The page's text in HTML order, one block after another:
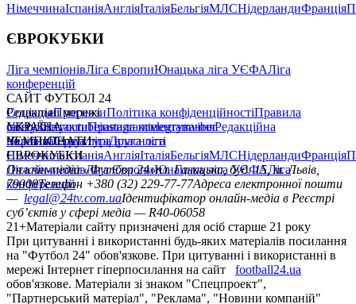
НімеччинаІспаніяАнгліяІталіяБельгіяМЛСНідерландиФранція
ЄВРОКУБКИ
Ліга чемпіонівЛіга ЄвропиЮнацька ліга УЄФАЛіга
конференцій
САЙТ ФУТБОЛ 24
РедакціяПрогнозиПолітика конфіденційностіПравила
сайтуКонтактиПравила коментуванняРедакційна
політикаСтруктура власності
Соціальні мережі
facebookxyoutubeinstagramtelegramviber
УКРАЇНА
УкраїнаПерша лігаДруга ліга
ЧЕМПІОНАТИ
НімеччинаІспаніяАнгліяІталіяБельгіяМЛСНідерландиФранція
ЄВРОКУБКИ
Ліга чемпіонівЛіга ЄвропиЮнацька ліга УЄФАЛіга
конференцій
Онлайн-медіа «Футбол 24»пл. Галицька, буд. 15, м. Львів,
79008Телефон +380 (32) 229-77-77Адреса електронної пошти
— legal@24tv.com.uaІдентифікатор онлайн-медіа в Реєстрі
суб’єктів у сфері медіа — R40-06058
21+Матеріали сайту призначені для осіб старше 21 року
При цитуванні і використанні будь-яких матеріалів посилання
на "Футбол 24" обов'язкове. При цитуванні і використанні в
мережі Інтернет гіперпосилання на сайт
football24.ua
обов'язкове. Матеріали зі знаком "Спецпроект",
"Партнерський матеріал", "Реклама", "Новини компаній"